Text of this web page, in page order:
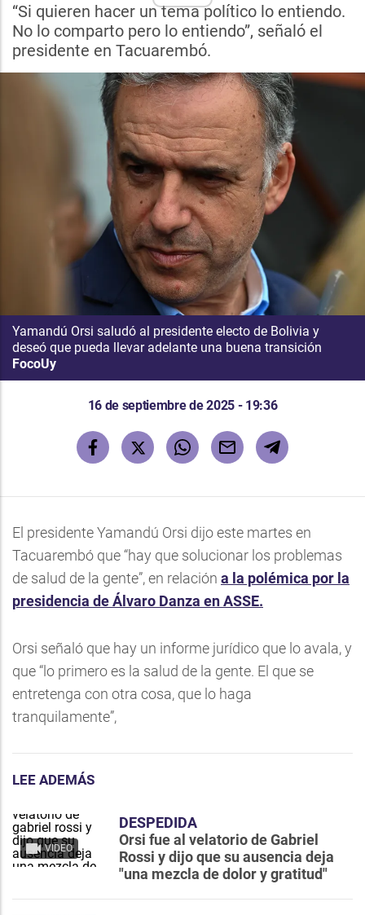
“Si quieren hacer un tema político lo entiendo.
No lo comparto pero lo entiendo”, señaló el
presidente en Tacuarembó.
Yamandú Orsi saludó al presidente electo de Bolivia y
deseó que pueda llevar adelante una buena transición
FocoUy
16 de septiembre de 2025 - 19:36
El presidente Yamandú Orsi dijo este martes en
Tacuarembó que “hay que solucionar los problemas
de salud de la gente”, en relación a la polémica por la
presidencia de Álvaro Danza en ASSE.
Orsi señaló que hay un informe jurídico que lo avala, y
que “lo primero es la salud de la gente. El que se
entretenga con otra cosa, que lo haga
tranquilamente”,
LEE ADEMÁS
VIDEO
DESPEDIDA
Orsi fue al velatorio de Gabriel
Rossi y dijo que su ausencia deja
"una mezcla de dolor y gratitud"